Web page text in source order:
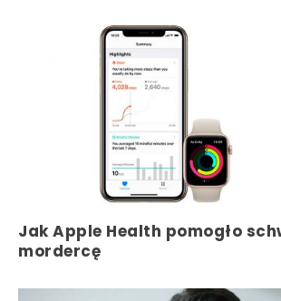
Jak Apple Health pomogło
mordercę